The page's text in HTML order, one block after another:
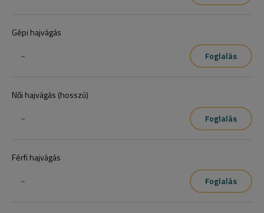
Gépi hajvágás
~
Foglalás
Női hajvágás (hosszú)
~
Foglalás
Férfi hajvágás
~
Foglalás